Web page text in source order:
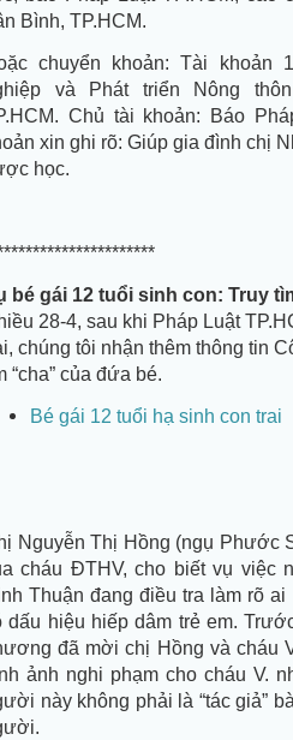
Bình, TP.HCM.
chuyển khoản: Tài khoản
và Phát triển Nông
Chủ tài khoản: Báo
xin ghi rõ: Giúp gia đình chị
học.
bé gái 12 tuổi sinh con: Truy
28-4, sau khi Pháp Luật
chúng tôi nhận thêm thông tin
“cha” của đứa bé.
Bé gái 12 tuổi hạ sinh con trai
Nguyễn Thị Hồng (ngụ Phước
cháu ĐTHV, cho biết vụ việc
Thuận đang điều tra làm rõ
dấu hiệu hiếp dâm trẻ em.
đã mời chị Hồng và cháu
ảnh nghi phạm cho cháu V.
này không phải là “tác giả”